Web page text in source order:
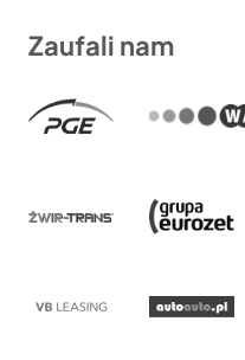
Zaufali nam